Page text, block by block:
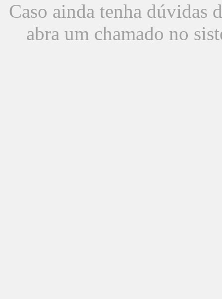
Caso ainda tenha dúvidas
abra um chamado no